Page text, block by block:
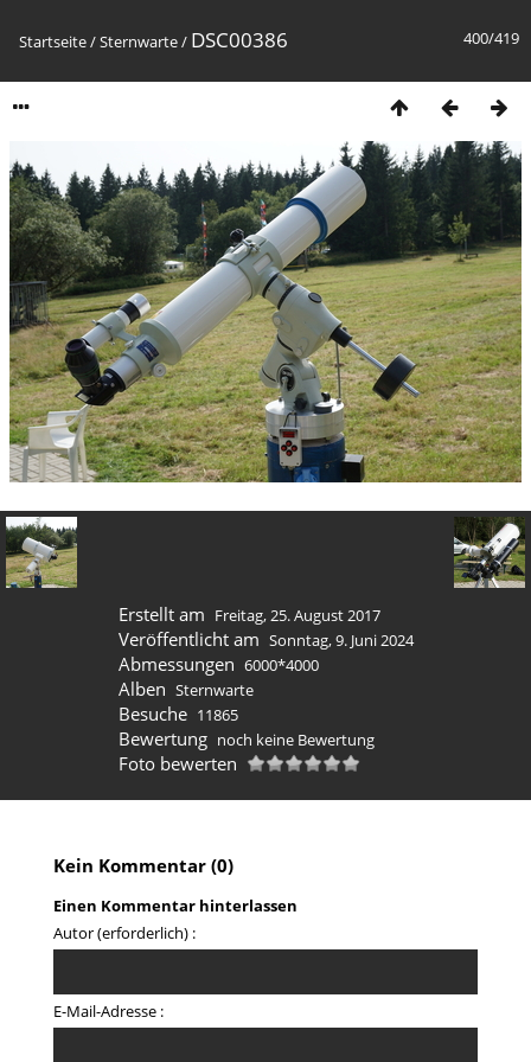
400/419
Startseite/Sternwarte/ DSC00386
Erstellt am Freitag, 25. August 2017
Veröffentlicht am Sonntag, 9. Juni 2024
Abmessungen 6000*4000
Alben Sternwarte
Besuche 11865
Bewertung noch keine Bewertung
Foto bewerten
Kein Kommentar (0)
Einen Kommentar hinterlassen
Autor (erforderlich) :
E-Mail-Adresse :